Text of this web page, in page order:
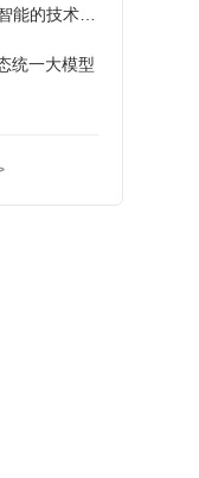
能的技术路
统一大模型